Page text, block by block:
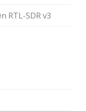
RTL-SDR v3